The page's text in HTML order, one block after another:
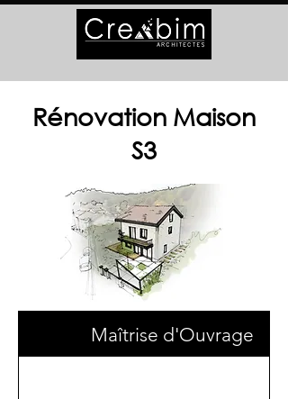
Rénovation Maison
S3
Maîtrise d'Ouvrage